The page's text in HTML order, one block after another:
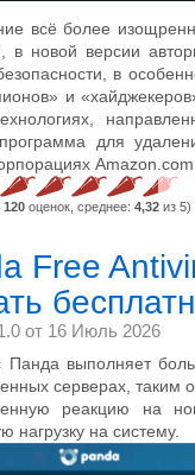
всё более
в новой версии
в
и
для
120оценок, среднее: 4,32из 5)
Free
от 16 Июль 2026
Панда выполняет
серверах, таким
реакцию на
нагрузку на систему.